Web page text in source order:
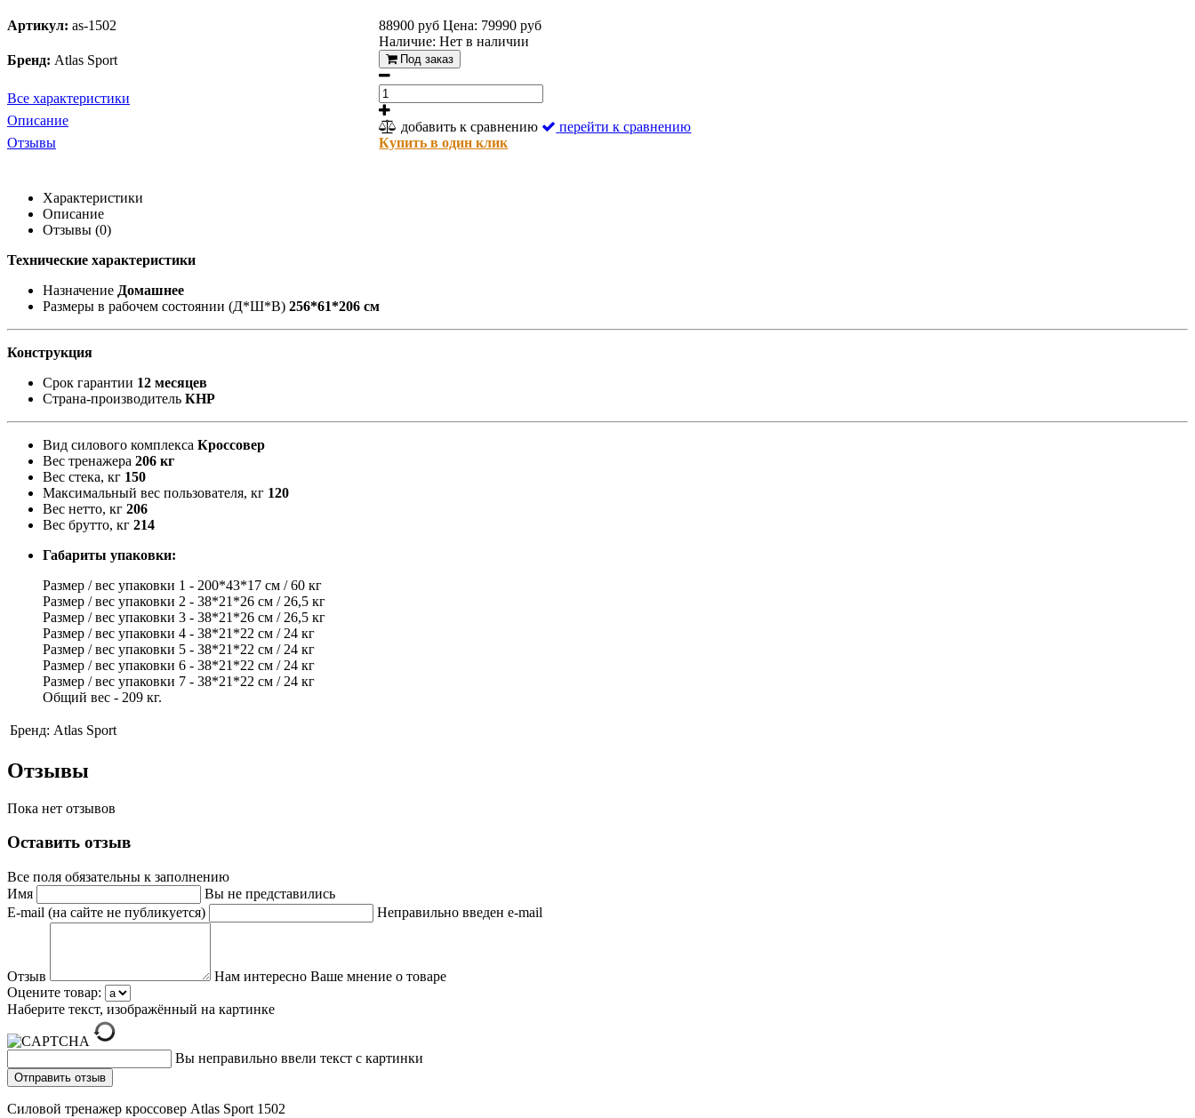
Артикул: as-1502
Бренд: Atlas Sport
Все характеристики
Описание
Отзывы
88900 рубЦена: 79990 руб
Наличие:Нет в наличии
Под заказ
добавить к сравнению
перейти к сравнению
Купить в один клик
Характеристики
Описание
Отзывы (0)
Технические характеристики
Назначение Домашнее
Размеры в рабочем состоянии (Д*Ш*В) 256*61*206 см
Конструкция
Срок гарантии 12 месяцев
Страна-производитель КНР
Вид силового комплекса Кроссовер
Вес тренажера 206 кг
Вес стека, кг 150
Максимальный вес пользователя, кг 120
Вес нетто, кг 206
Вес брутто, кг 214
Габариты упаковки:
Размер / вес упаковки 1 - 200*43*17 см / 60 кг
Размер / вес упаковки 2 - 38*21*26 см / 26,5 кг
Размер / вес упаковки 3 - 38*21*26 см / 26,5 кг
Размер / вес упаковки 4 - 38*21*22 см / 24 кг
Размер / вес упаковки 5 - 38*21*22 см / 24 кг
Размер / вес упаковки 6 - 38*21*22 см / 24 кг
Размер / вес упаковки 7 - 38*21*22 см / 24 кг
Общий вес - 209 кг.
Бренд: Atlas Sport
Отзывы
Пока нет отзывов
Оставить отзыв
Все поля обязательны к заполнению
Имя
Вы не представились
E-mail (на сайте не публикуется)
Неправильно введен e-mail
Отзыв
Нам интересно Ваше мнение о товаре
Оцените товар:
Наберите текст, изображённый на картинке
Вы неправильно ввели текст с картинки
Силовой тренажер кроссовер Atlas Sport 1502